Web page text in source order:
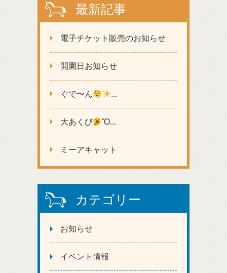
最新記事
電子チケット販売のお知らせ
開園日お知らせ
ぐで〜ん ...
大あくび Ὂ...
ミーアキャット
カテゴリー
お知らせ
イベント情報